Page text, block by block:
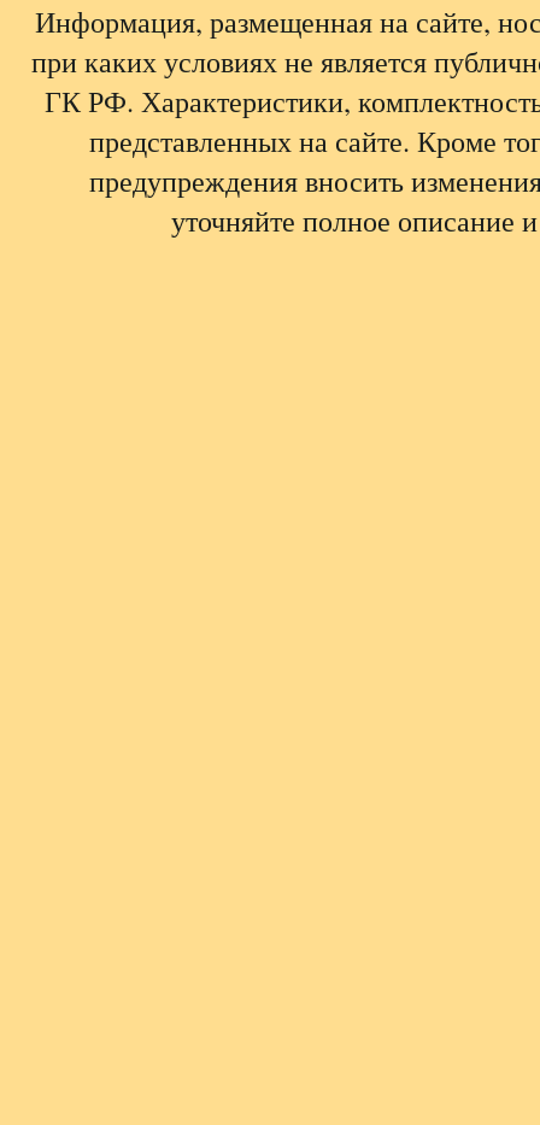
Информация, размещенная на сайте,
при каких условиях не является
ГК РФ. Характеристики,
представленных на сайте. Кроме
предупреждения вносить
уточняйте полное описание